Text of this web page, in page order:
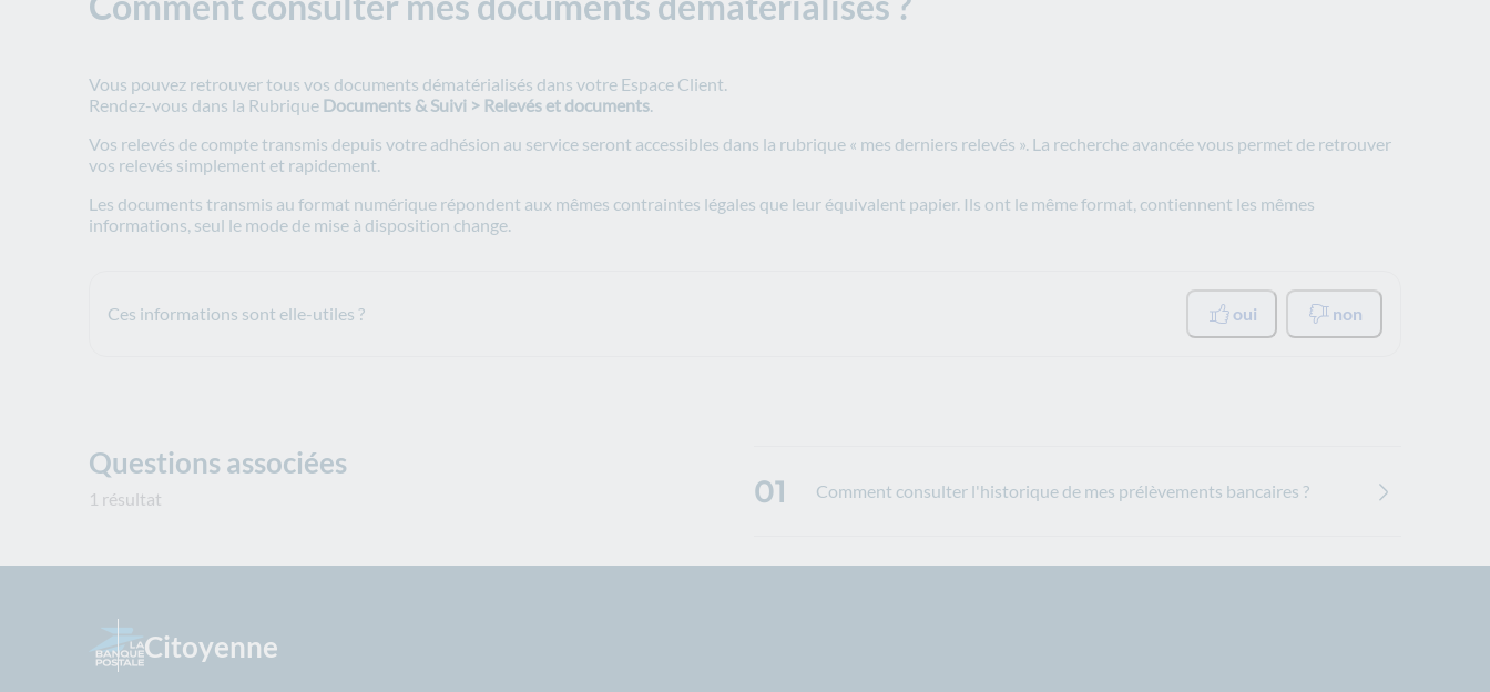
Vous pouvez retrouver tous vos documents dématérialisés dans votre Espace Client.
Rendez-vous dans la Rubrique Documents & Suivi > Relevés et documents.
Vos relevés de compte transmis depuis votre adhésion au service seront accessibles dans la rubrique « mes derniers relevés ». La recherche avancée vous permet de retrouver
vos relevés simplement et rapidement.
Les documents transmis au format numérique répondent aux mêmes contraintes légales que leur équivalent papier. Ils ont le même format, contiennent les mêmes
informations, seul le mode de mise à disposition change.
Ces informations sont elle-utiles ? oui non
Questions associées
1 résultat 01 Comment consulter l'historique de mes prélèvements bancaires ?
Citoyenne